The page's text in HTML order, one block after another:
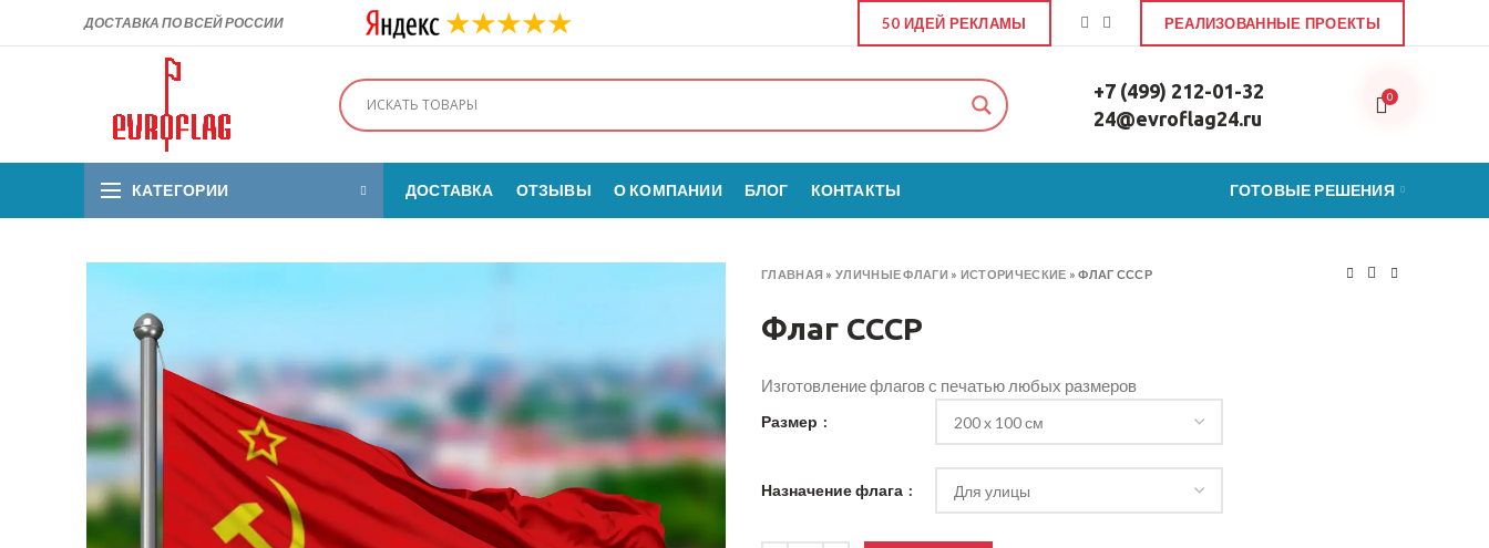
ДОСТАВКА ПО ВСЕЙ РОССИИ 50 ИДЕЙ РЕКЛАМЫ РЕАЛИЗОВАННЫЕ ПРОЕКТЫ
+7 (499) 212-01-32
24@evroflag24.ru
0
КАТЕГОРИИ ДОСТАВКА ОТЗЫВЫ О КОМПАНИИ БЛОГ КОНТАКТЫ ГОТОВЫЕ РЕШЕНИЯ
ГЛАВНАЯ »УЛИЧНЫЕ ФЛАГИ » ИСТОРИЧЕСКИЕ »ФЛАГ СССР
Флаг СССР
Изготовление флагов с печатью любых размеров
Размер
Назначение флага